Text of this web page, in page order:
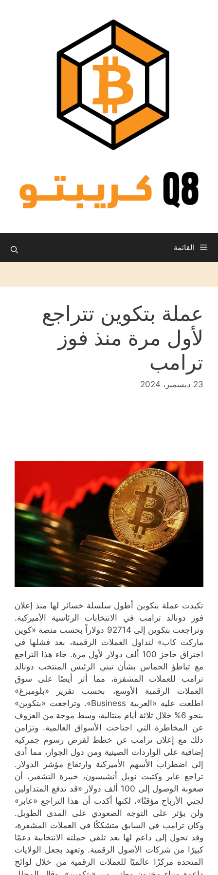
القائمة
عملة بتكوين تتراجع
لأول مرة منذ فوز
ترامب
23 ديسمبر، 2024
تكبدت عملة بتكوين أطول سلسلة خسائر لها منذ إعلان
فوز دونالد ترامب في الانتخابات الرئاسية الأميركية.
وتراجعت بتكوين إلى 92714 دولاراً بحسب منصة «كوين
ماركت كاب» لتداول العملات الرقمية، بعد فشلها في
اختراق حاجز 100 ألف دولار لأول مرة. جاء هذا التراجع
مع تباطؤ الحماس بشأن تبني الرئيس المنتخب دونالد
ترامب للعملات المشفرة، مما أثر أيضًا على سوق
العملات الرقمية الأوسع، بحسب تقرير «بلومبرغ»
اطلعت عليه «العربية Business». وتراجعت «بتكوين»
بنحو 6% خلال ثلاثة أيام متتالية، وسط موجة من العزوف
عن المخاطرة التي اجتاحت الأسواق العالمية. وتزامن
ذلك مع إعلان ترامب عن خطط لفرض رسوم جمركية
إضافية على الواردات الصينية ومن دول الجوار، مما أدى
إلى اضطراب الأسهم الأميركية وارتفاع مؤشر الدولار.
تراجع عابر وكتبت نويل أتشيسون، خبيرة التشفير، أن
صعوبة الوصول إلى 100 ألف دولار «قد تدفع المتداولين
لجني الأرباح مؤقتًا»، لكنها أكدت أن هذا التراجع «عابر»
ولن يؤثر على التوجه الصعودي على المدى الطويل.
وكان ترامب في السابق متشككًا في العملات المشفرة،
وقد تحول إلى داعم لها بعد تلقي حملته الانتخابية دعمًا
كبيرًا من شركات الأصول الرقمية. وتعهد بجعل الولايات
المتحدة مركزًا عالميًا للعملات الرقمية من خلال لوائح